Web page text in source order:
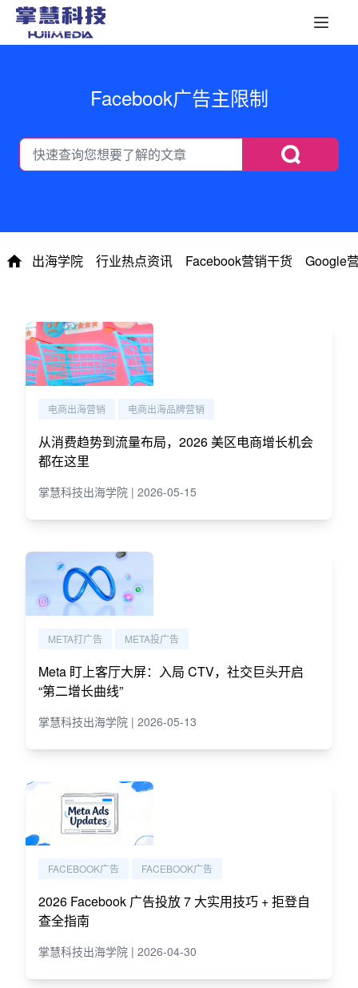
Facebook广告主限制
出海学院 行业热点资讯 Facebook营销干货 Google
电商出海营销 电商出海品牌营销
从消费趋势到流量布局，2026 美区电商增长机会
都在这里
掌慧科技出海学院 | 2026-05-15
META打广告 META投广告
Meta 盯上客厅大屏：入局 CTV，社交巨头开启
“第二增长曲线”
掌慧科技出海学院 | 2026-05-13
FACEBOOK广告 FACEBOOK广告
2026 Facebook 广告投放 7 大实用技巧 + 拒登自
查全指南
掌慧科技出海学院 | 2026-04-30